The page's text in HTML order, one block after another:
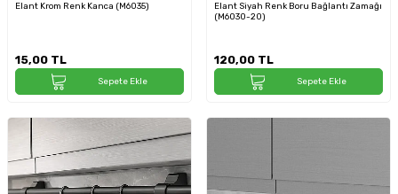
Elant Krom Renk Kanca (M6035)
15,00 TL
Sepete Ekle
Elant Siyah Renk Boru Bağlantı Zamağı
(M6030-20)
120,00 TL
Sepete Ekle